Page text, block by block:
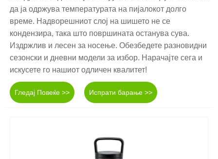
да ја одржува температурата на пијалокот долго
време. Надворешниот слој на шишето не се
кондензира, така што површината останува сува.
Издржлив и лесен за носење. Обезбедете разновидни
сезонски и дневни модели за избор. Нарачајте сега и
искусете го нашиот одличен квалитет!
Гледај Повеќе >> Испрати барање >>